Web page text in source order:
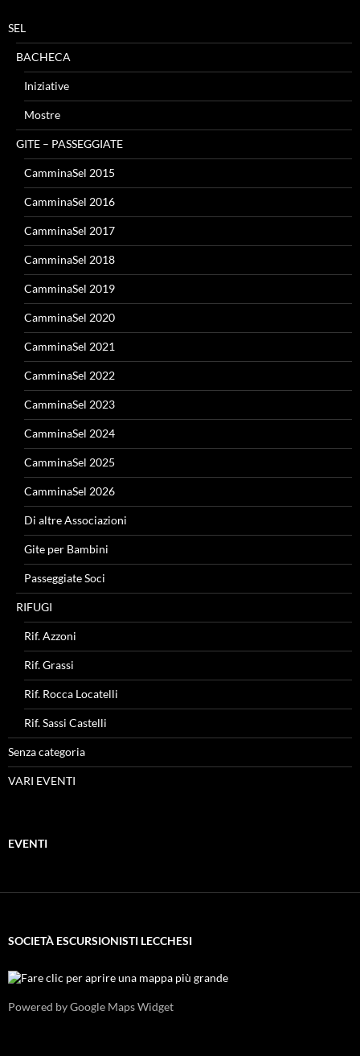
SEL
BACHECA
Iniziative
Mostre
GITE – PASSEGGIATE
CamminaSel 2015
CamminaSel 2016
CamminaSel 2017
CamminaSel 2018
CamminaSel 2019
CamminaSel 2020
CamminaSel 2021
CamminaSel 2022
CamminaSel 2023
CamminaSel 2024
CamminaSel 2025
CamminaSel 2026
Di altre Associazioni
Gite per Bambini
Passeggiate Soci
RIFUGI
Rif. Azzoni
Rif. Grassi
Rif. Rocca Locatelli
Rif. Sassi Castelli
Senza categoria
VARI EVENTI
EVENTI
SOCIETÀ ESCURSIONISTI LECCHESI
Powered by Google Maps Widget